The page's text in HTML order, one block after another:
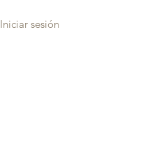
Iniciar sesión